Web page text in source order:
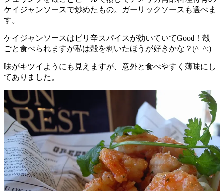
ケイジャンソースで炒めたもの。ガーリックソースも選べま
す。
ケイジャンソースはピリ辛スパイスが効いていてGood！殻
ごと食べられますが私は殻を剥いたほうが好きかな？(^_^;)
味がキツイようにも見えますが、意外と食べやすく薄味にし
てありました。